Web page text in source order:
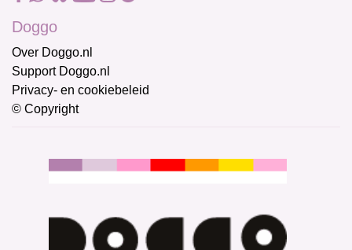
Doggo
Over Doggo.nl
Support Doggo.nl
Privacy- en cookiebeleid
© Copyright